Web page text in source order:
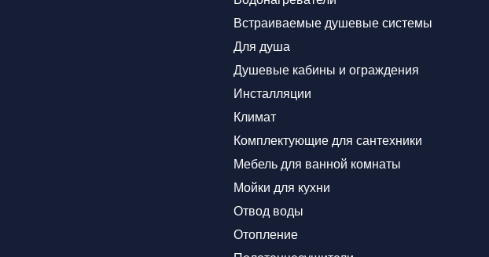
Встраиваемые душевые системы
Для душа
Душевые кабины и ограждения
Инсталляции
Климат
Комплектующие для сантехники
Мебель для ванной комнаты
Мойки для кухни
Отвод воды
Отопление